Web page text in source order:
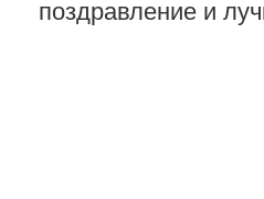
поздравление и